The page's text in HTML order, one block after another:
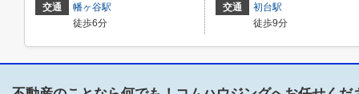
交通
幡ヶ谷駅
徒歩6分
交通
初台駅
徒歩9分